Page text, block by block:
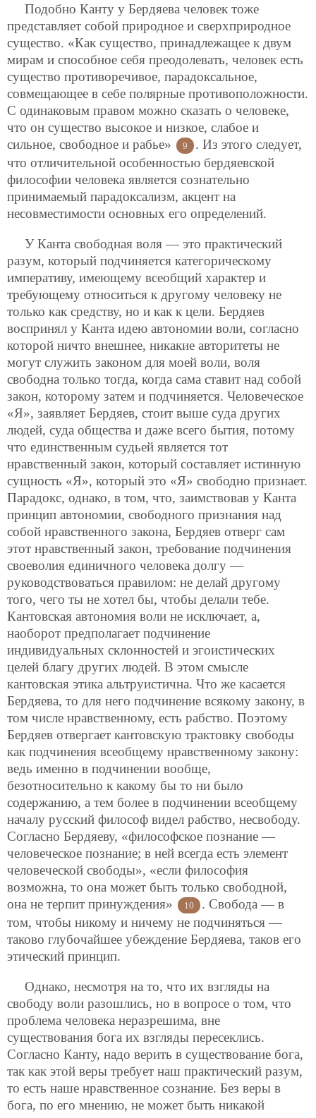
Подобно Канту у Бердяева человек тоже
представляет собой природное и сверхприродное
существо. «Как существо, принадлежащее к двум
мирам и способное себя преодолевать, человек есть
существо противоречивое, парадоксальное,
совмещающее в себе полярные противоположности.
С одинаковым правом можно сказать о человеке,
что он существо высокое и низкое, слабое и
сильное, свободное и рабье»
9
. Из этого следует,
что отличительной особенностью бердяевской
философии человека является сознательно
принимаемый парадоксализм, акцент на
несовместимости основных его определений.
У Канта свободная воля — это практический
разум, который подчиняется категорическому
императиву, имеющему всеобщий характер и
требующему относиться к другому человеку не
только как средству, но и как к цели. Бердяев
воспринял у Канта идею автономии воли, согласно
которой ничто внешнее, никакие авторитеты не
могут служить законом для моей воли, воля
свободна только тогда, когда сама ставит над собой
закон, которому затем и подчиняется. Человеческое
«Я», заявляет Бердяев, стоит выше суда других
людей, суда общества и даже всего бытия, потому
что единственным судьей является тот
нравственный закон, который составляет истинную
сущность «Я», который это «Я» свободно признает.
Парадокс, однако, в том, что, заимствовав у Канта
принцип автономии, свободного признания над
собой нравственного закона, Бердяев отверг сам
этот нравственный закон, требование подчинения
своеволия единичного человека долгу —
руководствоваться правилом: не делай другому
того, чего ты не хотел бы, чтобы делали тебе.
Кантовская автономия воли не исключает, а,
наоборот предполагает подчинение
индивидуальных склонностей и эгоистических
целей благу других людей. В этом смысле
кантовская этика альтруистична. Что же касается
Бердяева, то для него подчинение всякому закону, в
том числе нравственному, есть рабство. Поэтому
Бердяев отвергает кантовскую трактовку свободы
как подчинения всеобщему нравственному закону:
ведь именно в подчинении вообще,
безотносительно к какому бы то ни было
содержанию, а тем более в подчинении всеобщему
началу русский философ видел рабство, несвободу.
Согласно Бердяеву, «философское познание —
человеческое познание; в ней всегда есть элемент
человеческой свободы», «если философия
возможна, то она может быть только свободной,
она не терпит принуждения»
10
. Свобода — в
том, чтобы никому и ничему не подчиняться —
таково глубочайшее убеждение Бердяева, таков его
этический принцип.
Однако, несмотря на то, что их взгляды на
свободу воли разошлись, но в вопросе о том, что
проблема человека неразрешима, вне
существования бога их взгляды пересеклись.
Согласно Канту, надо верить в существование бога,
так как этой веры требует наш практический разум,
то есть наше нравственное сознание. Без веры в
бога, по его мнению, не может быть никакой